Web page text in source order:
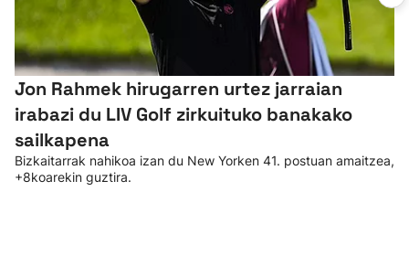
Jon Rahmek hirugarren urtez jarraian
irabazi du LIV Golf zirkuituko banakako
sailkapena
Bizkaitarrak nahikoa izan du New Yorken 41. postuan amaitzea,
+8koarekin guztira.